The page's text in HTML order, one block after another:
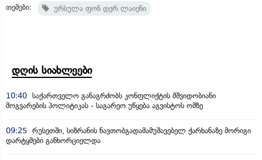
თემები: ურსულა ფონ დერ ლაიენი
დღის სიახლეები
10:40 საქართველო განაგრძობს კონფლიქტის მშვიდობიანი
მოგვარების პოლიტიკას - საგარეო უწყება აგვისტოს ომზე
09:25 რუსეთში, სიზრანის ნავთობგადამამუშავებელ ქარხანაზე მორიგი
დარტყმები განხორციელდა